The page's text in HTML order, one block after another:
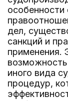
дел,
санкций и
применения.
возможность
иного вида
процедур,